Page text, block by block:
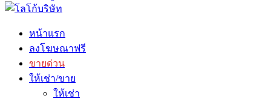
หน้าแรก
ลงโฆษณาฟรี
ขายด่วน
ให้เช่า/ขาย
ให้เช่า